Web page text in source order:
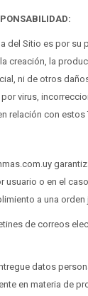
del Sitio es por su
creación, la
ni de otros
virus,
relación con estos
usuario o en el
a una
de correos
datos
en materia de